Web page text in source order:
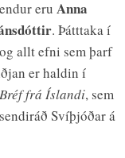
eru Anna
. Þátttaka í
allt efni sem þarf
er haldin í
frá Íslandi, sem
Svíþjóðar á